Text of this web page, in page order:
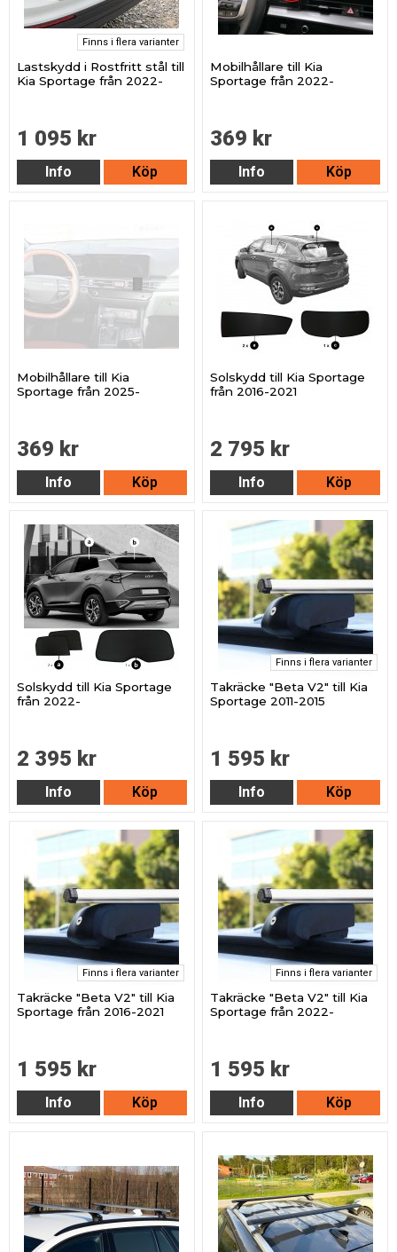
Finns i flera varianter
Lastskydd i Rostfritt stål till
Kia Sportage från 2022-
1 095 kr
Info Köp
Mobilhållare till Kia
Sportage från 2022-
369 kr
Info Köp
Mobilhållare till Kia
Sportage från 2025-
369 kr
Info Köp
Solskydd till Kia Sportage
från 2016-2021
2 795 kr
Info Köp
Solskydd till Kia Sportage
från 2022-
2 395 kr
Info Köp
Finns i flera varianter
Takräcke "Beta V2" till Kia
Sportage 2011-2015
1 595 kr
Info Köp
Finns i flera varianter
Takräcke "Beta V2" till Kia
Sportage från 2016-2021
1 595 kr
Info Köp
Finns i flera varianter
Takräcke "Beta V2" till Kia
Sportage från 2022-
1 595 kr
Info Köp